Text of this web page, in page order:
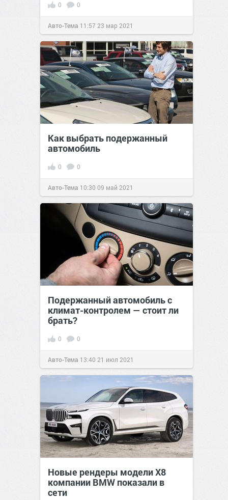
0 0
Авто-Тема 11:57 23 мар 2021
Как выбрать подержанный
автомобиль
0 0
Авто-Тема 10:30 09 май 2021
Подержанный автомобиль с
климат-контролем — стоит ли
брать?
0 0
Авто-Тема 13:40 21 июл 2021
Новые рендеры модели X8
компании BMW показали в
сети